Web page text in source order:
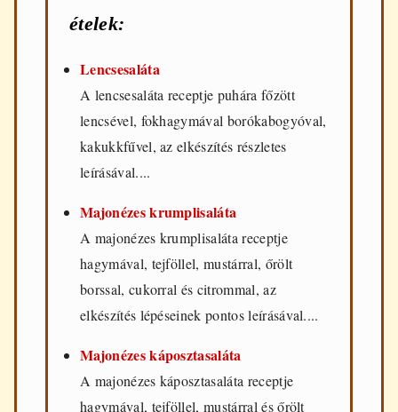
ételek:
Lencsesaláta
A lencsesaláta receptje puhára főzött
lencsével, fokhagymával borókabogyóval,
kakukkfűvel, az elkészítés részletes
leírásával....
Majonézes krumplisaláta
A majonézes krumplisaláta receptje
hagymával, tejföllel, mustárral, őrölt
borssal, cukorral és citrommal, az
elkészítés lépéseinek pontos leírásával....
Majonézes káposztasaláta
A majonézes káposztasaláta receptje
hagymával, tejföllel, mustárral és őrölt